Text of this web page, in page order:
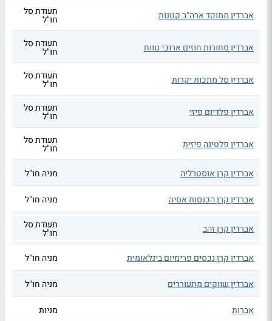
אברדין ממוקד ארה"ב קטנות תעודת סל
חו"ל
אברדין סחורות חוזים ארוכי טווח תעודת סל
חו"ל
אברדין סל מתכות יקרות תעודת סל
חו"ל
אברדין פלדיום פיזי תעודת סל
חו"ל
אברדין פלטינה פיזית תעודת סל
חו"ל
אברדין קרן אוסטרליה
מניה חו"ל
אברדין קרן הכנסות אסיה מניה חו"ל
אברדין קרן זהב תעודת סל
חו"ל
אברדין קרן נכסים פרימיום בינלאומית
מניה חו"ל
אברדין שווקים מתעוררים מניה חו"ל
אברות מניות